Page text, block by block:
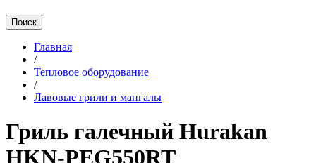
Главная
/
Тепловое оборудование
/
Лавовые грили и мангалы
Гриль галечный Hurakan
HKN-PEG550RT